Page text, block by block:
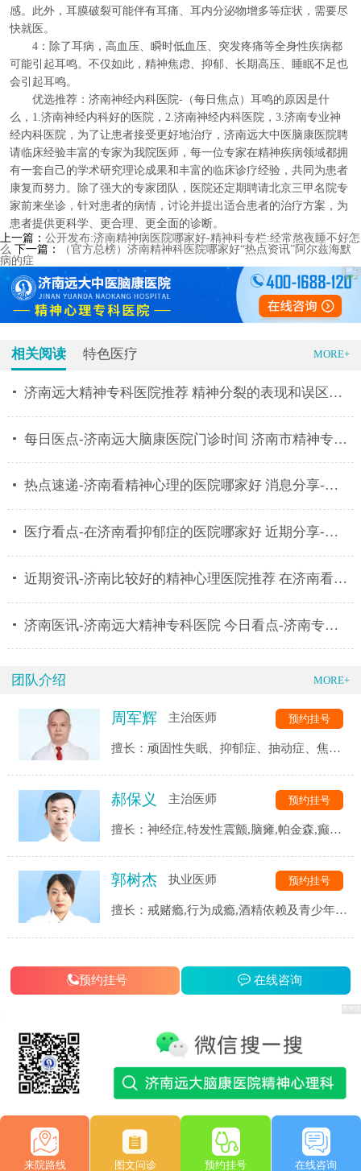
感。此外，耳膜破裂可能伴有耳痛、耳内分泌物增多等症状，需要尽
快就医。
4：除了耳病，高血压、瞬时低血压、突发疼痛等全身性疾病都
可能引起耳鸣。不仅如此，精神焦虑、抑郁、长期高压、睡眠不足也
会引起耳鸣。
优选推荐：济南神经内科医院-（每日焦点）耳鸣的原因是什
么，1.济南神经内科好的医院，2.济南神经内科医院，3.济南专业神
经内科医院，为了让患者接受更好地治疗，济南远大中医脑康医院聘
请临床经验丰富的专家为我院医师，每一位专家在精神疾病领域都拥
有一套自己的学术研究理论成果和丰富的临床诊疗经验，共同为患者
康复而努力。除了强大的专家团队，医院还定期聘请北京三甲名院专
家前来坐诊，针对患者的病情，讨论并提出适合患者的治疗方案，为
患者提供更科学、更合理、更全面的诊断。
上一篇： 公开发布:济南精神病医院哪家好-精神科专栏:经常熬夜睡不好怎
么 下一篇：
（官方总榜）济南精神科医院哪家好“热点资讯”阿尔兹海默
病的症
相关阅读 特色医疗 MORE+
济南远大精神专科医院推荐 精神分裂的表现和误区有什
每日医点-济南远大脑康医院门诊时间 济南市精神专科医
热点速递-济南看精神心理的医院哪家好 消息分享-济南
医疗看点-在济南看抑郁症的医院哪家好 近期分享-济南
近期资讯-济南比较好的精神心理医院推荐 在济南看心理
济南医讯-济南远大精神专科医院 今日看点-济南专业治
团队介绍 MORE+
周军辉 主治医师
擅长：顽固性失眠、抑郁症、抽动症、焦虑
等精神心理疾病的诊断与治疗。
预约挂号
郝保义 主治医师
擅长：神经症,特发性震颤,脑瘫,帕金森,癫痫,
预约挂号
郭树杰 执业医师
擅长：戒赌瘾,行为成瘾,酒精依赖及青少年网
预约挂号
预约挂号 在线咨询
来院路线 图文问诊 预约挂号 在线咨询